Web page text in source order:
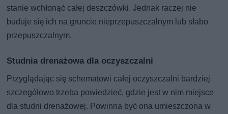
stanie wchłonąć całej deszczówki. Jednak raczej nie
buduje się ich na gruncie nieprzepuszczalnym lub słabo
przepuszczalnym.
Studnia drenażowa dla oczyszczalni
Przyglądając się schematowi całej oczyszczalni bardziej
szczegółowo trzeba powiedzieć, gdzie jest w nim miejsce
dla studni drenażowej. Powinna być ona umieszczona w